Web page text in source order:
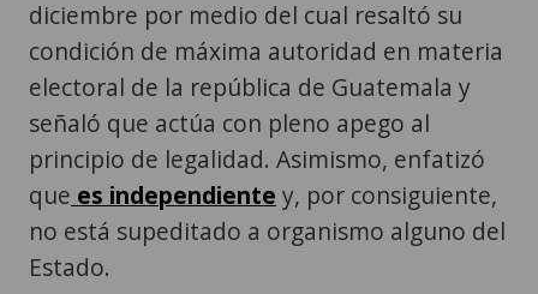
diciembre por medio del cual resaltó su
condición de máxima autoridad en materia
electoral de la república de Guatemala y
señaló que actúa con pleno apego al
principio de legalidad. Asimismo, enfatizó
que es independiente y, por consiguiente,
no está supeditado a organismo alguno del
Estado.